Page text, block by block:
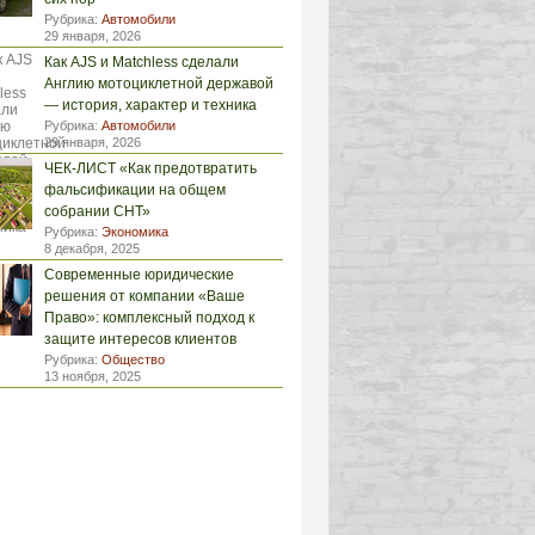
Рубрика: Автомобили
29 января, 2026
Как AJS и Matchless сделали
Англию мотоциклетной державой
— история, характер и техника
Рубрика: Автомобили
29 января, 2026
ЧЕК-ЛИСТ «Как предотвратить
фальсификации на общем
собрании СНТ»
Рубрика: Экономика
8 декабря, 2025
Современные юридические
решения от компании «Ваше
Право»: комплексный подход к
защите интересов клиентов
Рубрика: Общество
13 ноября, 2025